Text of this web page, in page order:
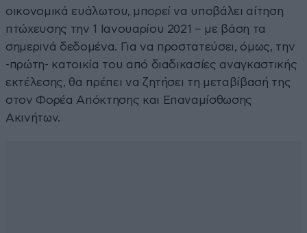
οικονομικά ευάλωτου, μπορεί να υποβάλει αίτηση
πτώχευσης την 1 Ιανουαρίου 2021 – με βάση τα
σημερινά δεδομένα. Για να προστατεύσει, όμως, την
-πρώτη- κατοικία του από διαδικασίες αναγκαστικής
εκτέλεσης, θα πρέπει να ζητήσει τη μεταβίβασή της
στον Φορέα Απόκτησης και Επαναμίσθωσης
Ακινήτων.